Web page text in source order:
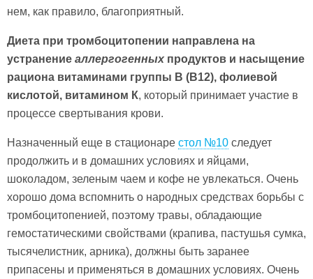
нем, как правило, благоприятный.
Диета при тромбоцитопении направлена на
устранение аллергогенных продуктов и насыщение
рациона витаминами группы В (В12), фолиевой
кислотой, витамином К, который принимает участие в
процессе свертывания крови.
Назначенный еще в стационаре стол №10 следует
продолжить и в домашних условиях и яйцами,
шоколадом, зеленым чаем и кофе не увлекаться. Очень
хорошо дома вспомнить о народных средствах борьбы с
тромбоцитопенией, поэтому травы, обладающие
гемостатическими свойствами (крапива, пастушья сумка,
тысячелистник, арника), должны быть заранее
припасены и применяться в домашних условиях. Очень